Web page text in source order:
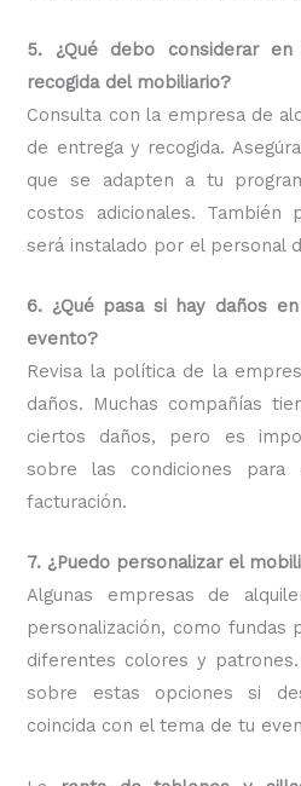
5. ¿Qué debo considerar
recogida del mobiliario?
Consulta con la empresa de
de entrega y recogida.
que se adapten a tu
costos adicionales. También
será instalado por el personal
6. ¿Qué pasa si hay daños
evento?
Revisa la política de la
daños. Muchas compañías
ciertos daños, pero es
sobre las condiciones
facturación.
7. ¿Puedo personalizar el
Algunas empresas de
personalización, como fundas
diferentes colores y
sobre estas opciones si
coincida con el tema de tu